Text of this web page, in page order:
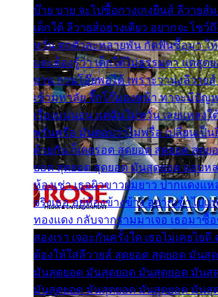
บ๊าย บาย จะไปซื้อกางเกงยีนส์ ลีวายส์ม
เด็กใต้ ลีวายส์อย่างเดียว อยากจะโชว์
หวั่น ตกตัวละหลายพัน กัดฟันซื้อมา ให้
และต้องรู้ว่า เด็กใต้ไม่ธรรมดา แต่สุดย
ยวน กวนโอ๊ยพอได้ เพราะว่านุ่งลีวาย
เข้ามหาลัย จิ๊กโก๊มองหน้า ท่าจะมีปัญ
เรื่องแน่นอน แต่ฉันไม่หวั่น เลยแหลง
พรั่นพรือ มันตอบว่าไม่พรื่อ เปลี่ยนเป็น
ด้วยกัน ก็เลยรอด สุดยอด สุดยอด สุด
ยอด สุดยอด สุดยอด มันสุดยอด แอบห
ห้องเช่า เธอผิวขาวผมยาว ปากแดงแห
จริงเธอ อยู่ห้องข้างข้าง อยากเข้าไปแ
ทองแดง กลับจากรามมาเจอ เธอมาซื้
สองเรา เจอะกันครั้งใด เธอไม่เคยไย
ต้องให้ใส่ลีวายส์ สุดยอด สุดยอด มันสุ
มันสุดยอด มันสุดยอด มันสุดยอด มันสุ
มันสุดยอด มันสุดยอด มันสุดยอด มันสุ